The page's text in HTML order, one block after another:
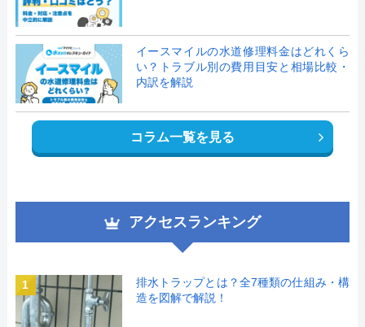
イースマイルの水道修理料金はどれくら
い？トラブル別の費用目安と相場比較・
内訳を解説
コラム一覧を見る
アクセスランキング
1
排水トラップとは？全7種類の仕組み・構
造を図解で解説！